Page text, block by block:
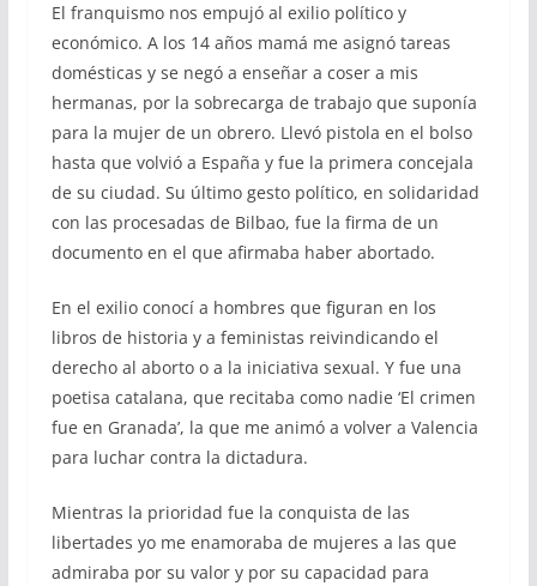
El franquismo nos empujó al exilio político y
económico. A los 14 años mamá me asignó tareas
domésticas y se negó a enseñar a coser a mis
hermanas, por la sobrecarga de trabajo que suponía
para la mujer de un obrero. Llevó pistola en el bolso
hasta que volvió a España y fue la primera concejala
de su ciudad. Su último gesto político, en solidaridad
con las procesadas de Bilbao, fue la firma de un
documento en el que afirmaba haber abortado.
En el exilio conocí a hombres que figuran en los
libros de historia y a feministas reivindicando el
derecho al aborto o a la iniciativa sexual. Y fue una
poetisa catalana, que recitaba como nadie ‘El crimen
fue en Granada’, la que me animó a volver a Valencia
para luchar contra la dictadura.
Mientras la prioridad fue la conquista de las
libertades yo me enamoraba de mujeres a las que
admiraba por su valor y por su capacidad para